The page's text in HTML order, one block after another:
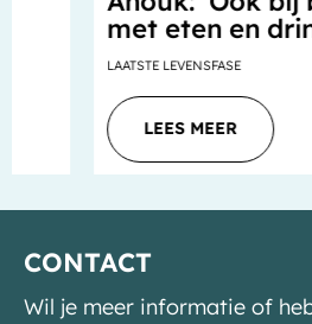
met eten en drinken
LAATSTE LEVENSFASE
LEES MEER
CONTACT
Wil je meer informatie of